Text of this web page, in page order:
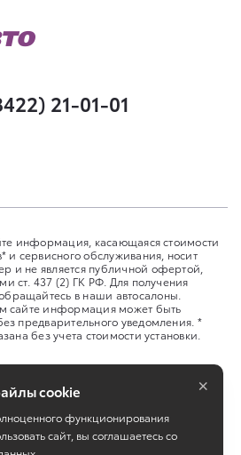
21-01-01
информация, касающаяся стоимости
и сервисного обслуживания, носит
и не является публичной офертой,
ст. 437 (2) ГК РФ. Для получения
в наши автосалоны.
сайте информация может быть
предварительного уведомления. *
без учета стоимости установки.
cookie
функционирования
сайт, вы соглашаетесь со
×